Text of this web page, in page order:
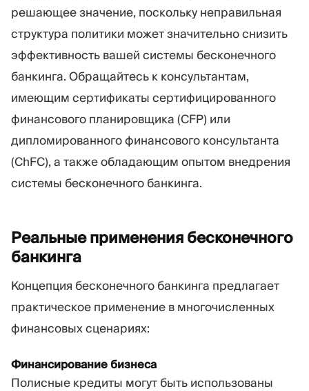
решающее значение, поскольку неправильная
структура политики может значительно снизить
эффективность вашей системы бесконечного
банкинга. Обращайтесь к консультантам,
имеющим сертификаты сертифицированного
финансового планировщика (CFP) или
дипломированного финансового консультанта
(ChFC), а также обладающим опытом внедрения
системы бесконечного банкинга.
Реальные применения бесконечного
банкинга
Концепция бесконечного банкинга предлагает
практическое применение в многочисленных
финансовых сценариях:
Финансирование бизнеса
Полисные кредиты могут быть использованы